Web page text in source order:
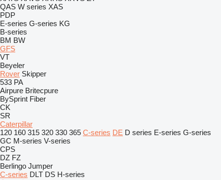
QAS W series XAS
PDP
E-series G-series KG
B-series
BM BW
GFS
VT
Beyeler
Rover Skipper
533 PA
Airpure Britecpure
BySprint Fiber
CK
SR
Caterpillar
120 160 315 320 330 365 C-series DE D series E-series G-series
GC M-series V-series
CPS
DZ FZ
Berlingo Jumper
C-series DLT DS H-series